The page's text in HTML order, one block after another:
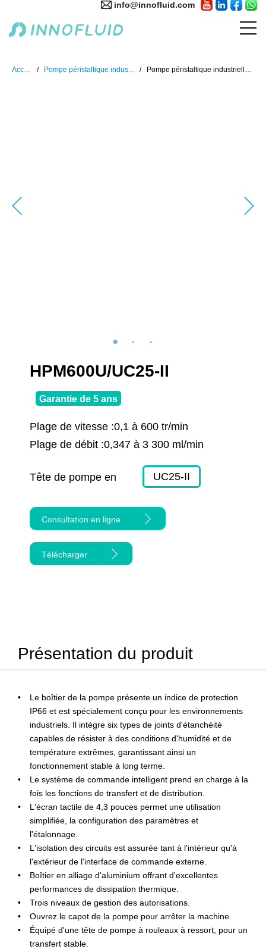
info@innofluid.com
Accueil Pompe péristaltique industrielle Pompe péristaltique industrielle IP66
HPM600U/UC25-II
Garantie de 5 ans
Plage de vitesse :0,1 à 600 tr/min
Plage de débit :0,347 à 3 300 ml/min
Tête de pompe en
UC25-II
Consultation en ligne
Télécharger
Présentation du produit
Le boîtier de la pompe présente un indice de protection
IP66 et est spécialement conçu pour les environnements
industriels. Il intègre six types de joints d'étanchéité
capables de résister à des conditions d'humidité et de
température extrêmes, garantissant ainsi un
fonctionnement stable à long terme.
Le système de commande intelligent prend en charge à la
fois les fonctions de transfert et de distribution.
L'écran tactile de 4,3 pouces permet une utilisation
simplifiée, la configuration des paramètres et
l'étalonnage.
L'isolation des circuits est assurée tant à l'intérieur qu'à
l'extérieur de l'interface de commande externe.
Boîtier en alliage d'aluminium offrant d'excellentes
performances de dissipation thermique.
Trois niveaux de gestion des autorisations.
Ouvrez le capot de la pompe pour arrêter la machine.
Équipé d'une tête de pompe à rouleaux à ressort, pour un
transfert stable.